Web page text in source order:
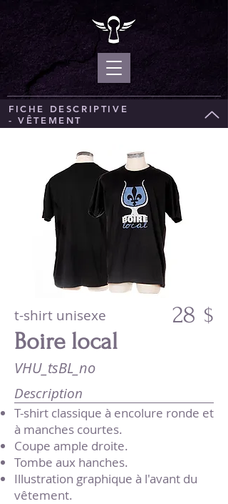
FICHE DESCRIPTIVE
- VÊTEMENT
t-shirt unisexe 28 $
Boire local
VHU_tsBL_no
Description
T-shirt classique à encolure ronde et
à manches courtes.
Coupe ample droite.
Tombe aux hanches.
Illustration graphique à l'avant du
vêtement.